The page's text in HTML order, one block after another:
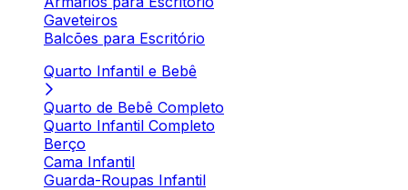
Gaveteiros
Balcões para Escritório
Quarto Infantil e Bebê
Quarto de Bebê Completo
Quarto Infantil Completo
Berço
Cama Infantil
Guarda-Roupas Infantil